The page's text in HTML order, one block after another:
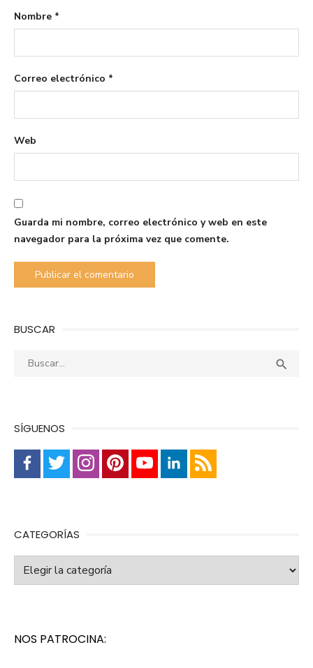
Nombre *
Correo electrónico *
Web
Guarda mi nombre, correo electrónico y web en este
navegador para la próxima vez que comente.
BUSCAR
Buscar: 
SÍGUENOS
CATEGORÍAS
Categorías
NOS PATROCINA: